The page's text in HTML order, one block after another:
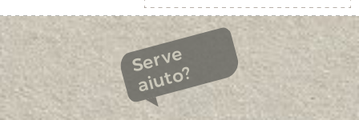
Serve
aiuto?